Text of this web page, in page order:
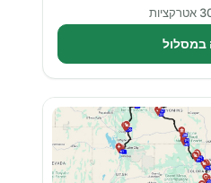
במסלול